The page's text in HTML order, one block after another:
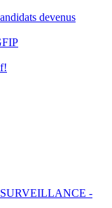
devenus
SURVEILLANCE -